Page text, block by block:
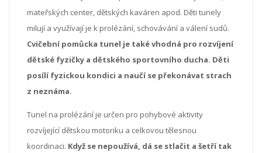
mateřských center, dětských kaváren apod. Děti tunely
milují a využívají je k prolézání, schovávání a válení sudů.
Cvičební pomůcka tunel je také vhodná pro rozvíjení
dětské fyzičky a dětského sportovního ducha. Děti
posílí fyzickou kondici a naučí se překonávat strach
z neznáma.
Tunel na prolézání je určen pro pohybové aktivity
rozvíjející dětskou motoriku a celkovou tělesnou
koordinaci. Když se nepoužívá, dá se stlačit a šetří tak